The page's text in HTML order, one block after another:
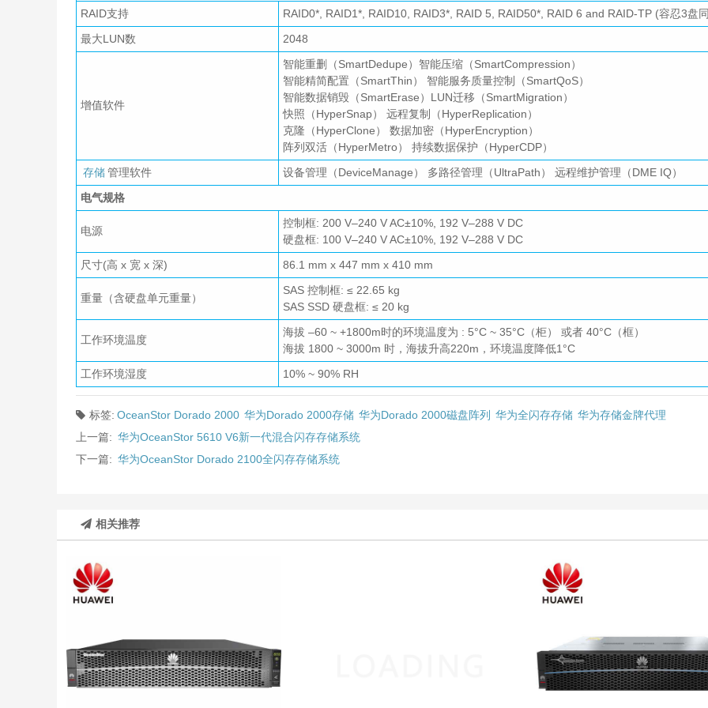
RAID支持
RAID0*, RAID1*, RAID10, RAID3*, RAID 5, RAID50*, RAID 6 and RAID-TP (容忍3盘
最大LUN数
2048
增值软件
智能重删（SmartDedupe）智能压缩（SmartCompression）
智能精简配置（SmartThin） 智能服务质量控制（SmartQoS）
智能数据销毁（SmartErase）LUN迁移（SmartMigration）
快照（HyperSnap） 远程复制（HyperReplication）
克隆（HyperClone） 数据加密（HyperEncryption）
阵列双活（HyperMetro） 持续数据保护（HyperCDP）
存储管理软件
设备管理（DeviceManage） 多路径管理（UltraPath） 远程维护管理（DME IQ）
电气规格
电源
控制框: 200 V–240 V AC±10%, 192 V–288 V DC
硬盘框: 100 V–240 V AC±10%, 192 V–288 V DC
尺寸(高 x 宽 x 深)
86.1 mm x 447 mm x 410 mm
重量（含硬盘单元重量）
SAS 控制框: ≤ 22.65 kg
SAS SSD 硬盘框: ≤ 20 kg
工作环境温度
海拔 –60 ~ +1800m时的环境温度为 : 5°C ~ 35°C（柜） 或者 40°C（框）
海拔 1800 ~ 3000m 时，海拔升高220m，环境温度降低1°C
工作环境湿度
10% ~ 90% RH
标签: OceanStor Dorado 2000 华为Dorado 2000存储 华为Dorado 2000磁盘阵列 华为全闪存存储 华为存储金牌代理
上一篇: 华为OceanStor 5610 V6新一代混合闪存存储系统
下一篇: 华为OceanStor Dorado 2100全闪存存储系统
相关推荐